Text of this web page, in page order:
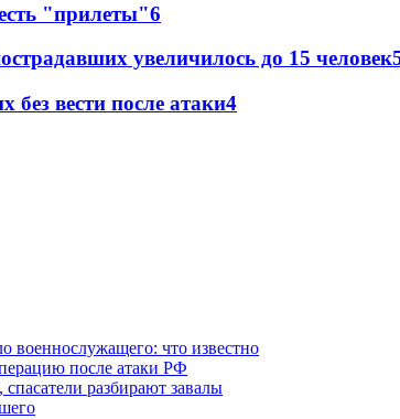
"прилеты"6
увеличилось до 15 человек
вести после атаки4
что известно
после атаки РФ
разбирают завалы